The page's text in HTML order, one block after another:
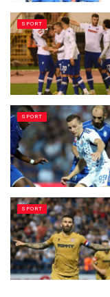
SPORT
SPORT
SPORT